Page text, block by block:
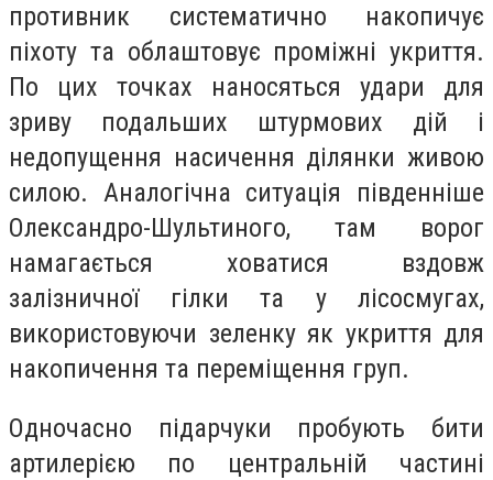
противник систематично накопичує
піхоту та облаштовує проміжні укриття.
По цих точках наносяться удари для
зриву подальших штурмових дій і
недопущення насичення ділянки живою
силою. Аналогічна ситуація південніше
Олександро-Шультиного, там ворог
намагається ховатися вздовж
залізничної гілки та у лісосмугах,
використовуючи зеленку як укриття для
накопичення та переміщення груп.
Одночасно підарчуки пробують бити
артилерією по центральній частині